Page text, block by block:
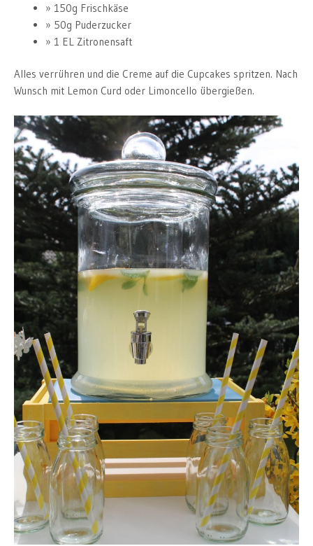
150g Frischkäse
50g Puderzucker
1 EL Zitronensaft
Alles verrühren und die Creme auf die Cupcakes spritzen. Nach
Wunsch mit Lemon Curd oder Limoncello übergießen.